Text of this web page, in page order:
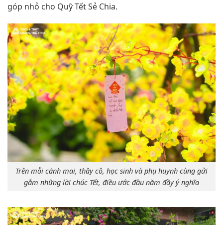
góp nhỏ cho Quỹ Tết Sẻ Chia.
Trên mỗi cành mai, thầy cô, học sinh và phụ huynh cùng gửi
gắm những lời chúc Tết, điều ước đầu năm đầy ý nghĩa